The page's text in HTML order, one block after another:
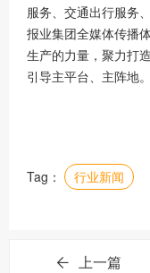
服务、交通出行服务
报业集团全媒体传播
生产的力量，聚力打
引导主平台、主阵地。
Tag： 行业新闻
上一篇